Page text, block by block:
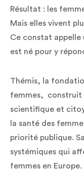
Résultat : les
Mais elles vivent
Ce constat appelle
est né pour y
Thémis, la
femmes,
scientifique et
la santé des
priorité publique.
systémiques qui
femmes en